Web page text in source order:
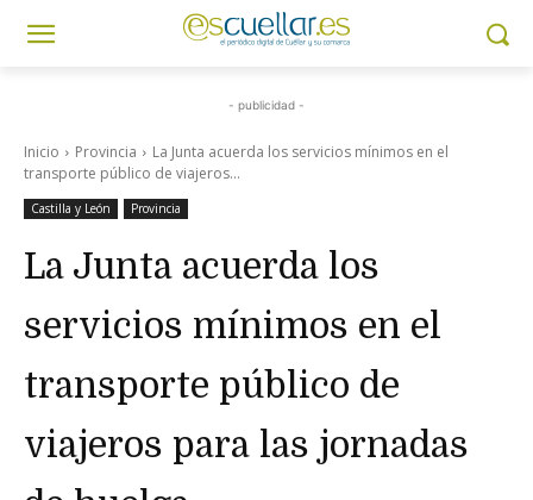
- publicidad -
Inicio Provincia
La Junta acuerda los servicios mínimos en el
transporte público de viajeros...
Castilla y León Provincia
La Junta acuerda los
servicios mínimos en el
transporte público de
viajeros para las jornadas